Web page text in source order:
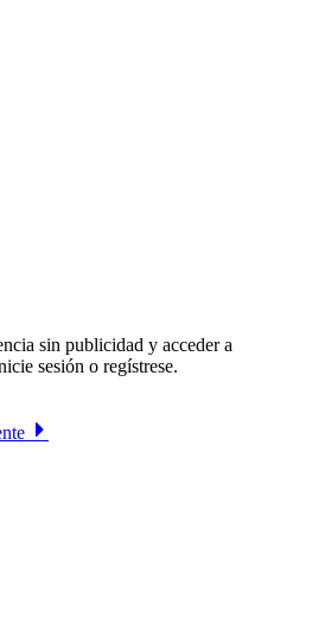
sin publicidad y acceder a
sesión o regístrese.